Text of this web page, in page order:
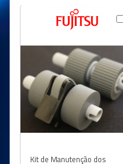
Kit de Manutenção dos